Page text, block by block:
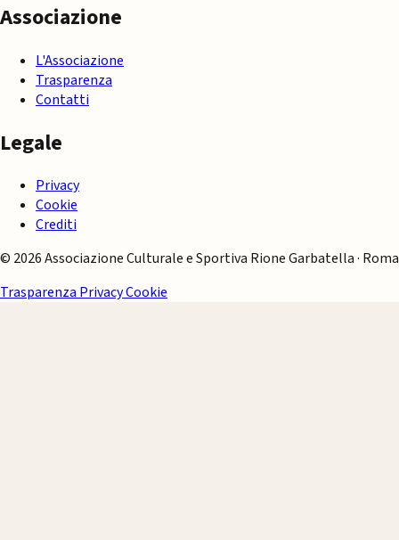
Associazione
L'Associazione
Trasparenza
Contatti
Legale
Privacy
Cookie
Crediti
© 2026 Associazione Culturale e Sportiva Rione Garbatella · Roma
TrasparenzaPrivacyCookie